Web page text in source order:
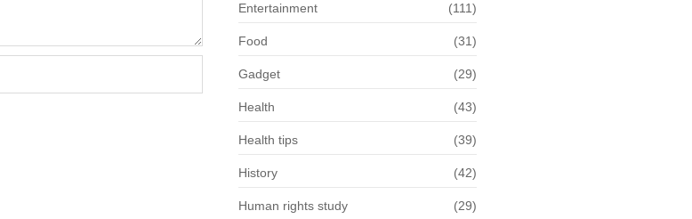
Entertainment (111)
Food (31)
Gadget (29)
Health (43)
Health tips (39)
History (42)
Human rights study (29)